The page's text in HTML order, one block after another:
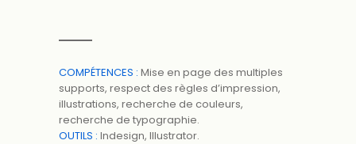
COMPÉTENCES : Mise en page des multiples
supports, respect des règles d’impression,
illustrations, recherche de couleurs,
recherche de typographie.
OUTILS : Indesign, Illustrator.